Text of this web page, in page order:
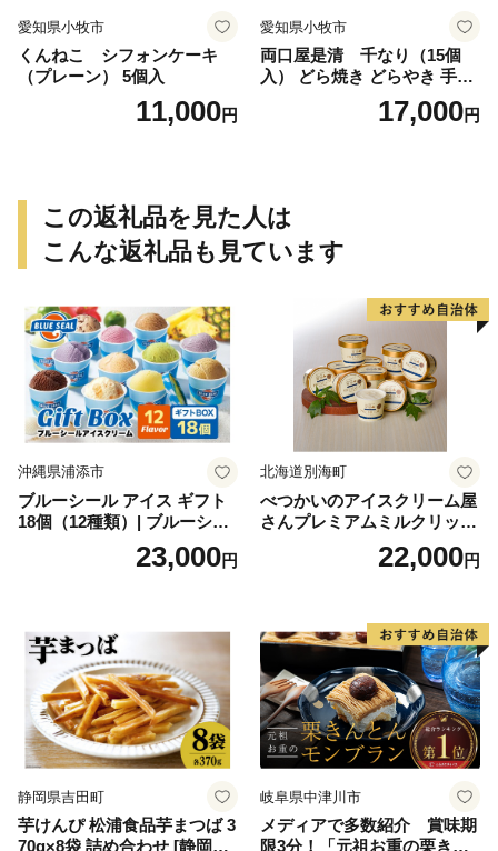
愛知県小牧市
くんねこ シフォンケーキ
（プレーン） 5個入
11,000円
愛知県小牧市
両口屋是清 千なり（15個
入） どら焼き どらやき 手土
産 お土産 土産 丹波大納言小
豆 抹茶 林檎 りんご 慶事 お
17,000円
この返礼品を見た人は
こんな返礼品も見ています
沖縄県浦添市
ブルーシール アイス ギフト
18個（12種類）| ブルーシー
ルアイス ブルーシールアイ
スクリーム 着日指定可能 送
誕生日 カップ 詰め合わせ バ
ラエティ | バニラ チョコレー
ト ストロベリー ピスタチオ
バニラ＆クッキー ウベ 沖縄
紅イモ 塩ちんすこう 沖縄シ
ークヮーサー 沖縄黒糖 琉球
ロイヤルミルクティ 沖縄パ
イン
23,000円
北海道別海町
べつかいのアイスクリーム屋
さんプレミアムミルクリッチ
12個（AP-01）（ 北海道アイ
ス 北海道産アイス アイス ア
道産アイス 道産アイスクリ
ーム ギフト 詰合せ 詰め合わ
せ ふるさと納税 ）
22,000円
静岡県吉田町
芋けんぴ 松浦食品芋まつば 3
70g×8袋 詰め合わせ [静岡伊
岐阜県中津川市
メディアで多数紹介 賞味期
限3分！「元祖お重の栗きん